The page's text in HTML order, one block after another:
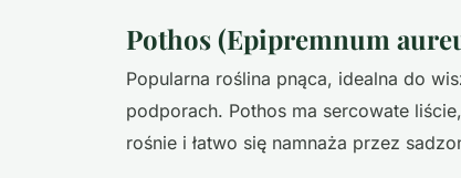
Pothos (Epipremnum
Popularna roślina pnąca, idealna do
podporach. Pothos ma sercowate
rośnie i łatwo się namnaża przez